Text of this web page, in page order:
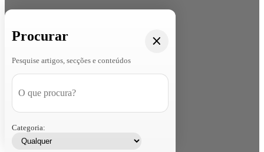
Procurar
Pesquise artigos, secções e conteúdos
Categoria: